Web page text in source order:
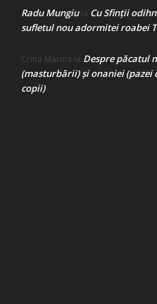
Radu Mungiula Cu Sfinții
sufletul nou adormitei roabei
Crina Marina la Despre păcatul
(masturbării) şi onaniei (pazei
copii)